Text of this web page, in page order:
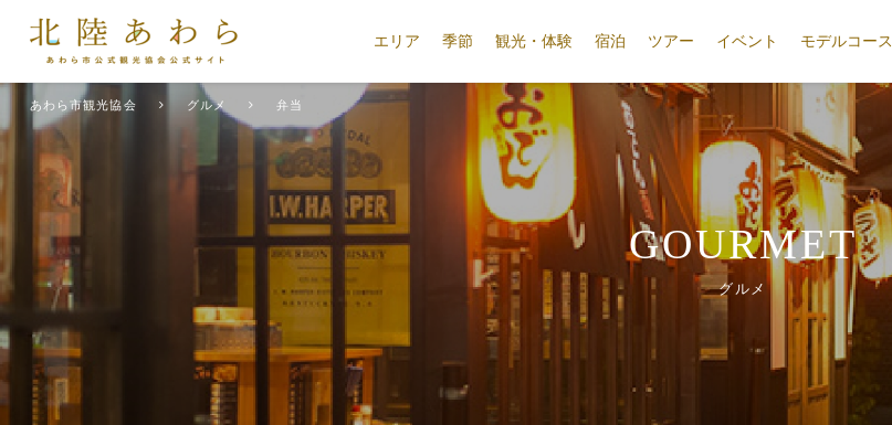
エリア 季節 観光・体験 宿泊 ツアー イベント モデルコース
あわら市観光協会 グルメ 弁当
GOURMET
グルメ